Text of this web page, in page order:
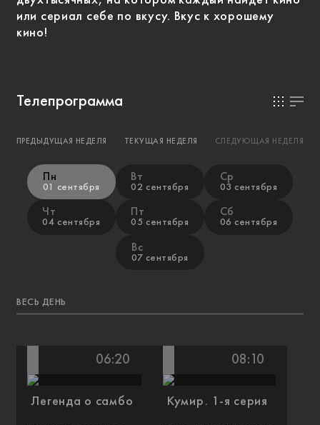
или сериал себе по вкусу. Вкус к хорошему
кино!
Телепрограмма
ПРЕДЫДУЩАЯ НЕДЕЛЯ ТЕКУЩАЯ НЕДЕЛЯ СЛЕДУЮЩАЯ НЕДЕЛЯ
Пн
01 сентября
Вт
02 сентября
Ср
03 сентября
Чт
04 сентября
Пт
05 сентября
Сб
06 сентября
Вс
07 сентября
ВЕСЬ ДЕНЬ
06:20
Легенда о самбо
08:10
Кумир. 1-я серия